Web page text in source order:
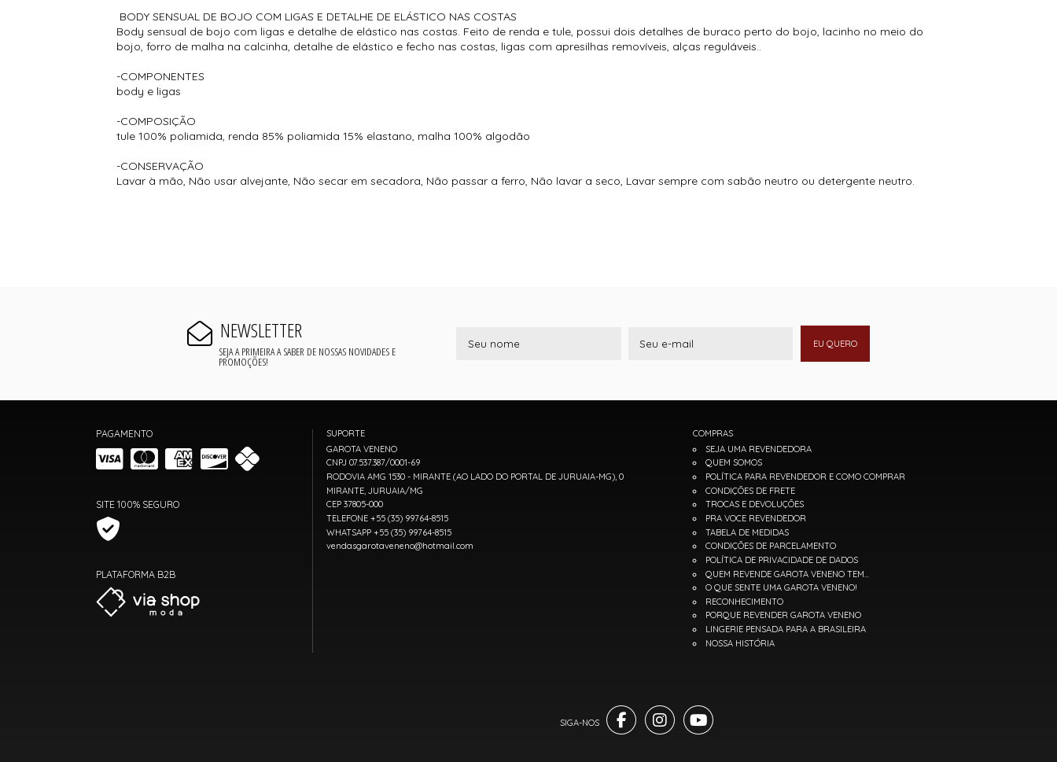
BODY SENSUAL DE BOJO COM LIGAS E DETALHE DE ELÁSTICO NAS COSTAS
Body sensual de bojo com ligas e detalhe de elástico nas costas. Feito de renda e tule, possui dois detalhes de buraco perto do bojo, lacinho no meio do
bojo, forro de malha na calcinha, detalhe de elástico e fecho nas costas, ligas com apresilhas removíveis, alças reguláveis..
-COMPONENTES
body e ligas
-COMPOSIÇÃO
tule 100% poliamida, renda 85% poliamida 15% elastano, malha 100% algodão
-CONSERVAÇÃO
Lavar à mão, Não usar alvejante, Não secar em secadora, Não passar a ferro, Não lavar a seco, Lavar sempre com sabão neutro ou detergente neutro.
NEWSLETTER
SEJA A PRIMEIRA A SABER DE NOSSAS NOVIDADES E
PROMOÇÕES!
EU QUERO
PAGAMENTO
SITE 100% SEGURO
PLATAFORMA B2B
SUPORTE
GAROTA VENENO
CNPJ 07.537.387/0001-69
RODOVIA AMG 1530 - MIRANTE (AO LADO DO PORTAL DE JURUAIA-MG), 0
MIRANTE, JURUAIA/MG
CEP 37805-000
TELEFONE +55 (35) 99764-8515
WHATSAPP +55 (35) 99764-8515
vendasgarotaveneno@hotmail.com
COMPRAS
SEJA UMA REVENDEDORA
QUEM SOMOS
POLÍTICA PARA REVENDEDOR E COMO COMPRAR
CONDIÇÕES DE FRETE
TROCAS E DEVOLUÇÕES
PRA VOCE REVENDEDOR
TABELA DE MEDIDAS
CONDIÇÕES DE PARCELAMENTO
POLÍTICA DE PRIVACIDADE DE DADOS
QUEM REVENDE GAROTA VENENO TEM...
O QUE SENTE UMA GAROTA VENENO!
RECONHECIMENTO
PORQUE REVENDER GAROTA VENENO
LINGERIE PENSADA PARA A BRASILEIRA
NOSSA HISTÓRIA